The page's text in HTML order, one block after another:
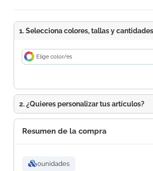
al sistema magnético, la caja se mantendrá
Medidas: 25 x 18 x 11 cm
1. Selecciona colores, tallas y cantidades
Elige color/es
2. ¿Quieres personalizar tus artículos?
Resumen de la compra
0unidades